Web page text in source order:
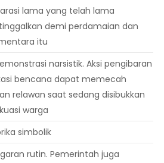
lama yang telah lama
demi perdamaian dan
itu
narsistik. Aksi pengibaran
bencana dapat memecah
relawan saat sedang disibukkan
warga
simbolik
rutin. Pemerintah juga